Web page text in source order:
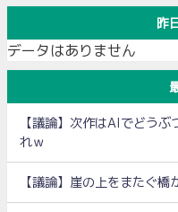
昨
データはありません
【議論】次作はAIでどう
れｗ
【議論】崖の上をまたぐ